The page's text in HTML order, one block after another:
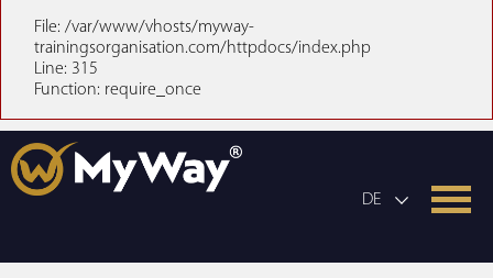
File: /var/www/vhosts/myway-
trainingsorganisation.com/httpdocs/index.php
Line: 315
Function: require_once
DE